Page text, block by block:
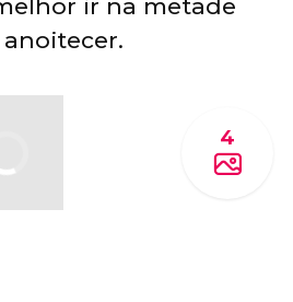
ir na metade
4